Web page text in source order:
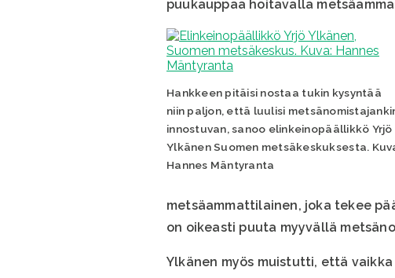
puukauppaa hoitavalla
Hankkeen pitäisi nostaa tukin kysyntää
niin paljon, että luulisi
innostuvan, sanoo elinkeinopäällikkö Yrjö
Ylkänen Suomen metsäkeskuksesta.
Hannes Mäntyranta
metsäammattilainen, joka tekee
on oikeasti puuta myyvällä
Ylkänen myös muistutti, että